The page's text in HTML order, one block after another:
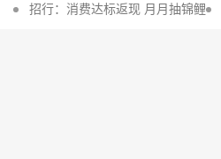
招行：消费达标返现 月月抽锦鲤